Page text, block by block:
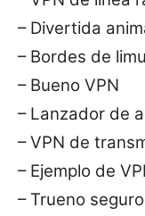
– Divertida
– Bordes de
– Bueno VPN
– Lanzador de
– VPN de
– Ejemplo de
– Trueno seguro